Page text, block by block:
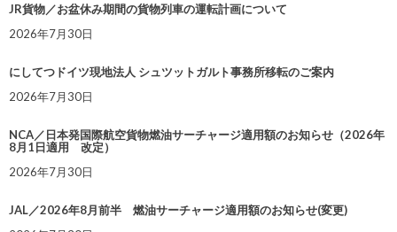
JR貨物／お盆休み期間の貨物列車の運転計画について
2026年7月30日
にしてつドイツ現地法人 シュツットガルト事務所移転のご案内
2026年7月30日
NCA／日本発国際航空貨物燃油サーチャージ適用額のお知らせ（2026年
8月1日適用 改定）
2026年7月30日
JAL／2026年8月前半 燃油サーチャージ適用額のお知らせ(変更)